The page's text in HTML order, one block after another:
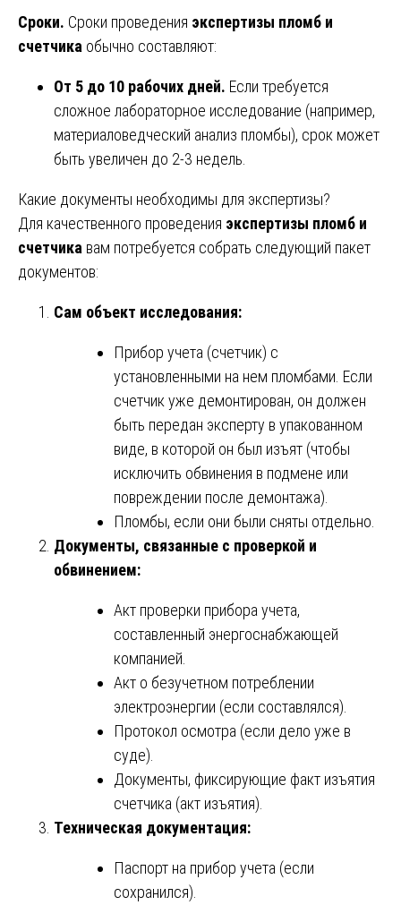
Сроки. Сроки проведения экспертизы пломб и
счетчика обычно составляют:
От 5 до 10 рабочих дней. Если требуется
сложное лабораторное исследование (например,
материаловедческий анализ пломбы), срок может
быть увеличен до 2-3 недель.
Какие документы необходимы для экспертизы?
Для качественного проведения экспертизы пломб и
счетчика вам потребуется собрать следующий пакет
документов:
Сам объект исследования:
Прибор учета (счетчик) с
установленными на нем пломбами. Если
счетчик уже демонтирован, он должен
быть передан эксперту в упакованном
виде, в которой он был изъят (чтобы
исключить обвинения в подмене или
повреждении после демонтажа).
Пломбы, если они были сняты отдельно.
Документы, связанные с проверкой и
обвинением:
Акт проверки прибора учета,
составленный энергоснабжающей
компанией.
Акт о безучетном потреблении
электроэнергии (если составлялся).
Протокол осмотра (если дело уже в
суде).
Документы, фиксирующие факт изъятия
счетчика (акт изъятия).
Техническая документация:
Паспорт на прибор учета (если
сохранился).